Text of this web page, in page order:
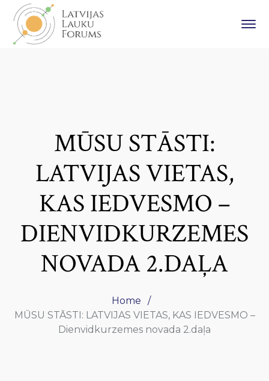
MŪSU STĀSTI:
LATVIJAS VIETAS,
KAS IEDVESMO –
DIENVIDKURZEMES
NOVADA 2.DAĻA
Home
MŪSU STĀSTI: LATVIJAS VIETAS, KAS IEDVESMO –
Dienvidkurzemes novada 2.daļa